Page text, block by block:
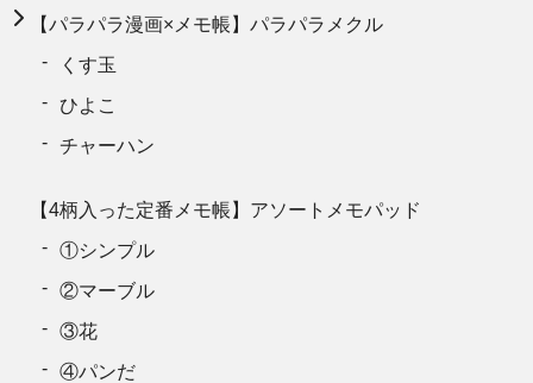
【パラパラ漫画×メモ帳】パラパラメクル
くす玉
ひよこ
チャーハン
【4柄入った定番メモ帳】アソートメモパッド
①シンプル
②マーブル
③花
④パンだ